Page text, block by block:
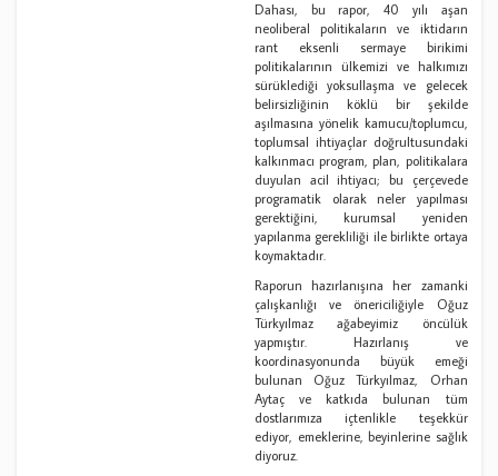
Dahası, bu rapor, 40 yılı aşan
neoliberal politikaların ve iktidarın
rant eksenli sermaye birikimi
politikalarının ülkemizi ve halkımızı
sürüklediği yoksullaşma ve gelecek
belirsizliğinin köklü bir şekilde
aşılmasına yönelik kamucu/toplumcu,
toplumsal ihtiyaçlar doğrultusundaki
kalkınmacı program, plan, politikalara
duyulan acil ihtiyacı; bu çerçevede
programatik olarak neler yapılması
gerektiğini, kurumsal yeniden
yapılanma gerekliliği ile birlikte ortaya
koymaktadır.
Raporun hazırlanışına her zamanki
çalışkanlığı ve önericiliğiyle Oğuz
Türkyılmaz ağabeyimiz öncülük
yapmıştır. Hazırlanış ve
koordinasyonunda büyük emeği
bulunan Oğuz Türkyılmaz, Orhan
Aytaç ve katkıda bulunan tüm
dostlarımıza içtenlikle teşekkür
ediyor, emeklerine, beyinlerine sağlık
diyoruz.